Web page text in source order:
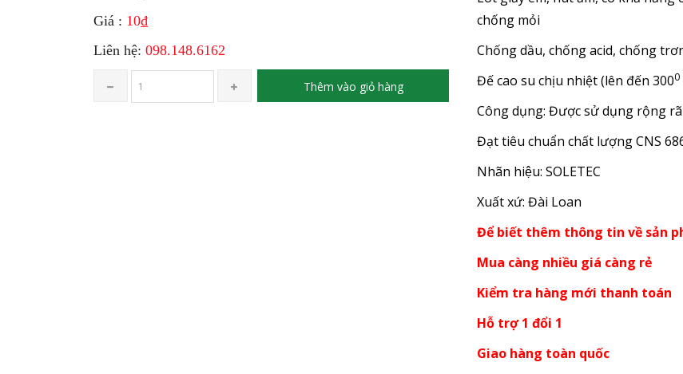
Giá : 10₫
Liên hệ: 098.148.6162
Thêm vào giỏ hàng
chống mỏi
Chống dầu, chống acid, chống
Đế cao su chịu nhiệt (lên đến 3000
Công dụng: Được sử dụng rộng
Đạt tiêu chuẩn chất lượng CNS
Nhãn hiệu: SOLETEC
Xuất xứ: Đài Loan
Để biết thêm thông tin về sản
Mua càng nhiều giá càng rẻ
Kiểm tra hàng mới thanh toán
Hỗ trợ 1 đổi 1
Giao hàng toàn quốc